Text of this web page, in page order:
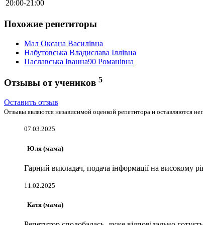
20:00-21:00
Похожие репетиторы
Мал Oксана Василівна
Набутовська Владислава Іллівна
Паславська Іванна90 Романівна
Отзывы от учеников 5
Оставить отзыв
Отзывы являются независимой оценкой репетитора и оставляются
07.03.2025
Юля (мама)
Гарний викладач, подача інформації на високому
11.02.2025
Катя (мама)